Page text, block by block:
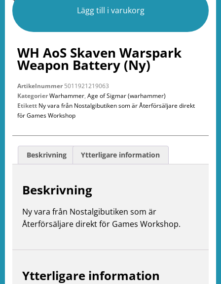
Lägg till i varukorg
WH AoS Skaven Warspark
Weapon Battery (Ny)
Artikelnummer 5011921219063
KategorierWarhammer, Age of Sigmar (warhammer)
Etikett Ny vara från Nostalgibutiken som är Återförsäljare direkt
för Games Workshop
Beskrivning Ytterligare information
Beskrivning
Ny vara från Nostalgibutiken som är
Återförsäljare direkt för Games Workshop.
Ytterligare information